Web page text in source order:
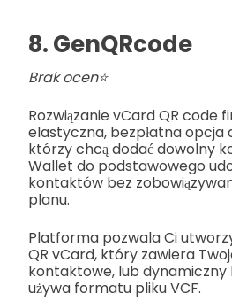
8. GenQRcode
Brak ocen⭐
Rozwiązanie vCard QR code
elastyczna, bezpłatna opcja
którzy chcą dodać dowolny
Wallet do podstawowego
kontaktów bez
planu.
Platforma pozwala Ci
QR vCard, który zawiera
kontaktowe, lub dynamiczny
używa formatu pliku VCF.